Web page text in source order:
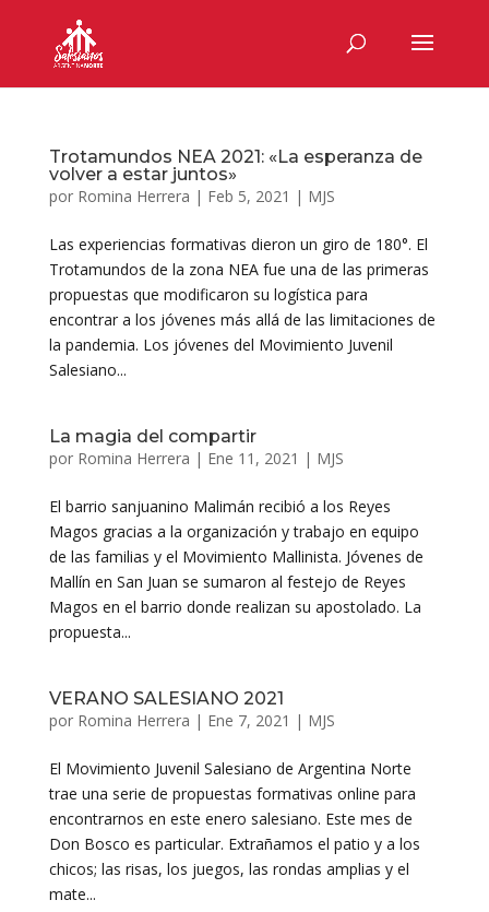
Trotamundos NEA 2021: «La esperanza de
volver a estar juntos»
por Romina Herrera | Feb 5, 2021 | MJS
Las experiencias formativas dieron un giro de 180°. El
Trotamundos de la zona NEA fue una de las primeras
propuestas que modificaron su logística para
encontrar a los jóvenes más allá de las limitaciones de
la pandemia. Los jóvenes del Movimiento Juvenil
Salesiano...
La magia del compartir
por Romina Herrera | Ene 11, 2021 | MJS
El barrio sanjuanino Malimán recibió a los Reyes
Magos gracias a la organización y trabajo en equipo
de las familias y el Movimiento Mallinista. Jóvenes de
Mallín en San Juan se sumaron al festejo de Reyes
Magos en el barrio donde realizan su apostolado. La
propuesta...
VERANO SALESIANO 2021
por Romina Herrera | Ene 7, 2021 | MJS
El Movimiento Juvenil Salesiano de Argentina Norte
trae una serie de propuestas formativas online para
encontrarnos en este enero salesiano. Este mes de
Don Bosco es particular. Extrañamos el patio y a los
chicos; las risas, los juegos, las rondas amplias y el
mate...